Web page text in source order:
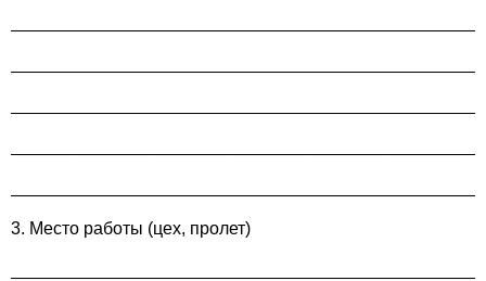
3. Место работы (цех, пролет)